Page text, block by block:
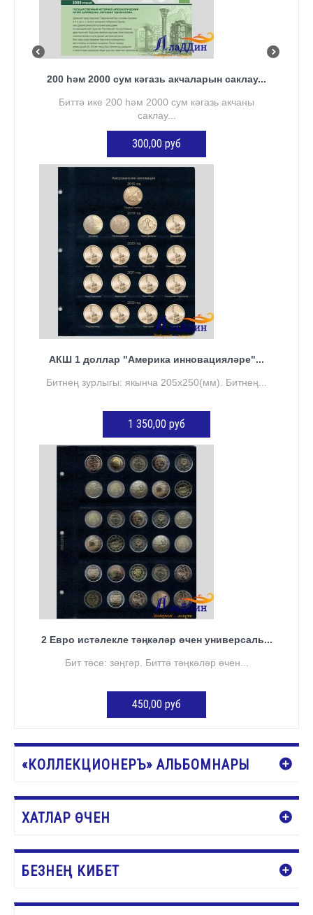
200 һәм 2000 сум кәгазь акчаларын саклау...
Биттә ике 200 һәм 2000 сум кәгазь акчаны
саклау...
300,00 руб
КӘРҖИНГӘ ӨСТӘҮ
АКШ 1 доллар "Америка инновацияләре"...
Битнең зурлыгы: якынча 205х250(мм). Битнең...
1 350,00 руб
КӘРҖИНГӘ ӨСТӘҮ
2 Евро истәлекле тәңкәләр өчен универсаль...
Бит төсе: зәңгәр. Биттә тәңкәләр өчен...
450,00 руб
«КОЛЛЕКЦИОНЕРЪ» АЛЬБОМНАРЫ
ХАТЛАР ӨЧЕН
БЕЗНЕҢ КИБЕТ